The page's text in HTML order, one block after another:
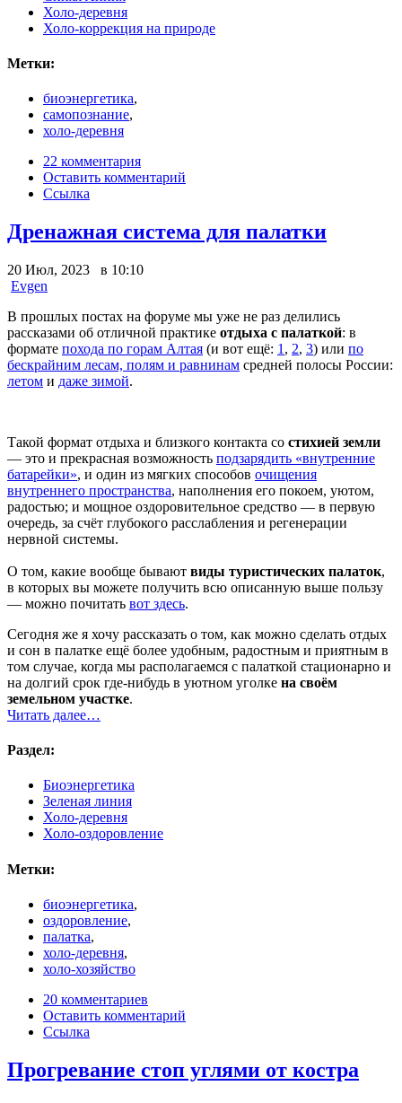
Холо-деревня
Холо-коррекция на природе
Метки:
биоэнергетика,
самопознание,
холо-деревня
22 комментария
Оставить комментарий
Ссылка
Дренажная система для палатки
20 Июл, 2023 в 10:10
Evgen
В прошлых постах на форуме мы уже не раз делились
рассказами об отличной практике отдыха с палаткой: в
формате похода по горам Алтая (и вот ещё: 1 , 2, 3) или по
бескрайним лесам, полям и равнинам средней полосы России:
летом и даже зимой.
Такой формат отдыха и близкого контакта со стихией земли
— это и прекрасная возможность подзарядить «внутренние
батарейки», и один из мягких способов очищения
внутреннего пространства, наполнения его покоем, уютом,
радостью; и мощное оздоровительное средство — в первую
очередь, за счёт глубокого расслабления и регенерации
нервной системы.
О том, какие вообще бывают виды туристических палаток,
в которых вы можете получить всю описанную выше пользу
— можно почитать вот здесь.
Сегодня же я хочу рассказать о том, как можно сделать отдых
и сон в палатке ещё более удобным, радостным и приятным в
том случае, когда мы располагаемся с палаткой стационарно и
на долгий срок где-нибудь в уютном уголке на своём
земельном участке.
Читать далее…
Раздел:
Биоэнергетика
Зеленая линия
Холо-деревня
Холо-оздоровление
Метки:
биоэнергетика,
оздоровление,
палатка,
холо-деревня,
холо-хозяйство
20 комментариев
Оставить комментарий
Ссылка
Прогревание стоп углями от костра